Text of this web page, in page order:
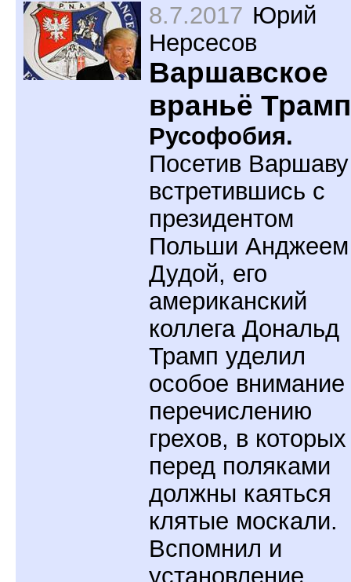
8.7.2017 Юрий
Нерсесов
Варшавское
враньё
Русофобия.
Посетив
встретившись с
президентом
Польши Анджеем
Дудой, его
американский
коллега Дональд
Трамп уделил
особое внимание
перечислению
грехов, в которых
перед поляками
должны каяться
клятые москали.
Вспомнил и
установление